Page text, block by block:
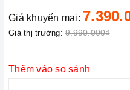
Giá khuyến mại:
Giá thị trường: 9.990.000₫
Thêm vào so sánh